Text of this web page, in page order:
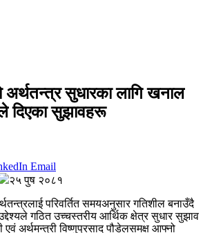
सुधारका लागि खनाल
दिएका सुझावहरू
Email
२५ पुष २०८१
परिवर्तित समयअनुसार गतिशील बनाउँदै
गठित उच्चस्तरीय आर्थिक क्षेत्र सुधार सुझाव
अर्थमन्त्री विष्णुप्रसाद पौडेलसमक्ष आफ्नो